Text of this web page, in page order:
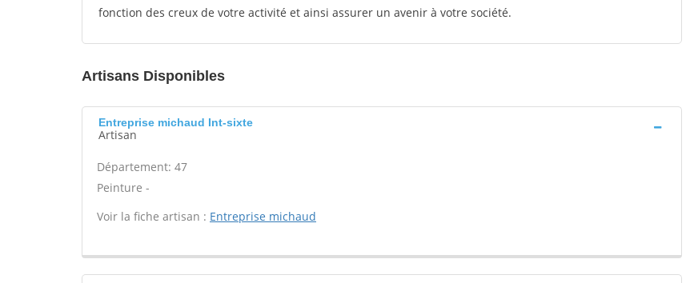
fonction des creux de votre activité et ainsi assurer un avenir à votre société.
Artisans Disponibles
Entreprise michaud Int-sixte
Artisan
Département: 47
Peinture -
Voir la fiche artisan : Entreprise michaud